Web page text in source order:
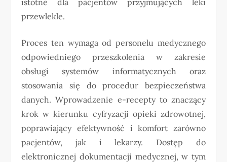
przewlekle.
Proces ten wymaga od personelu medycznego
odpowiedniego przeszkolenia w zakresie
obsługi systemów informatycznych oraz
stosowania się do procedur bezpieczeństwa
danych. Wprowadzenie e-recepty to znaczący
krok w kierunku cyfryzacji opieki zdrowotnej,
poprawiający efektywność i komfort zarówno
pacjentów, jak i lekarzy. Dostęp do
elektronicznej dokumentacji medycznej, w tym